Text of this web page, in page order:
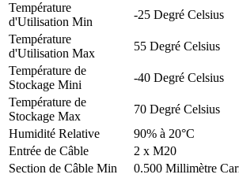
Température
d'Utilisation Min
-25 Degré Celsius
Température
d'Utilisation Max
55 Degré Celsius
Température de
Stockage Mini
-40 Degré Celsius
Température de
Stockage Max
70 Degré Celsius
Humidité Relative
90% à 20°C
Entrée de Câble
2 x M20
Section de Câble Min
0.500 Millimètre